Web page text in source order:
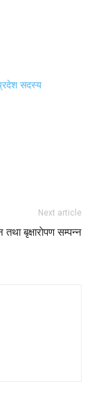
सदस्य
Next article
बृक्षाराेपण सम्पन्न